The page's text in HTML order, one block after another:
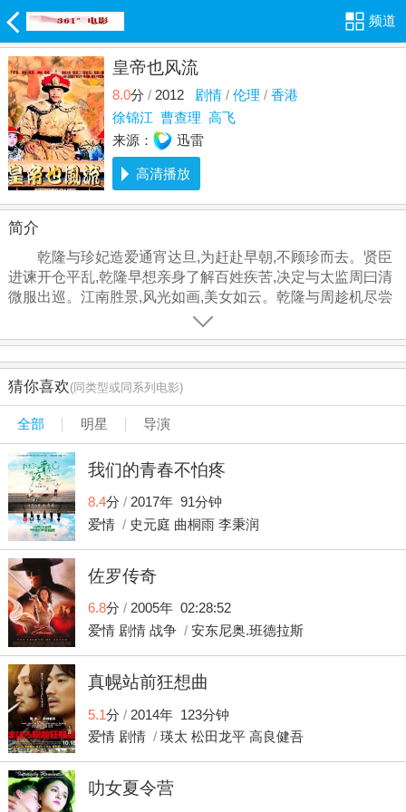
频道
皇帝也风流
8.0分 /2012 剧情 / 伦理 / 香港
徐锦江 曹查理 高飞
来源：
迅雷
高清播放
简介
乾隆与珍妃造爱通宵达旦,为赶赴早朝,不顾珍而去。贤臣
进谏开仓平乱,乾隆早想亲身了解百姓疾苦,决定与太监周曰清
微服出巡。江南胜景,风光如画,美女如云。乾隆与周趁机尽尝
地道名菜以及民间壮阳圣药。怎料药大发..
猜你喜欢(同类型或同系列电影)
全部 明星 导演
我们的青春不怕疼
8.4分 /2017年 91分钟
爱情 / 史元庭 曲桐雨 李秉润
佐罗传奇
6.8分 /2005年 02:28:52
爱情 剧情 战争 / 安东尼奥.班德拉斯
凯瑟琳.泽塔.琼斯 卢夫斯.塞维尔
真幌站前狂想曲
5.1分 /2014年 123分钟
爱情 剧情 / 瑛太 松田龙平 高良健吾
叻女夏令营